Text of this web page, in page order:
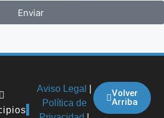
Enviar
Aviso Legal
Política de
Volver
Arriba